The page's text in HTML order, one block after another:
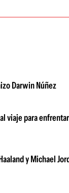
Darwin Núñez
viaje para
y Michael